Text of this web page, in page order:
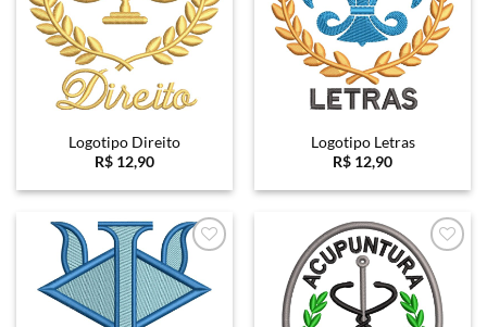
Logotipo Direito
R$ 12,90
Logotipo Letras
R$ 12,90
Favoritar Favoritar